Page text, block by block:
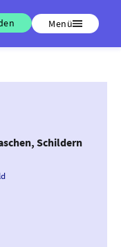
Menü
Schildern